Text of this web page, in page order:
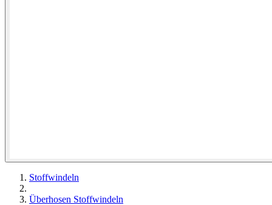
Stoffwindeln
Überhosen Stoffwindeln